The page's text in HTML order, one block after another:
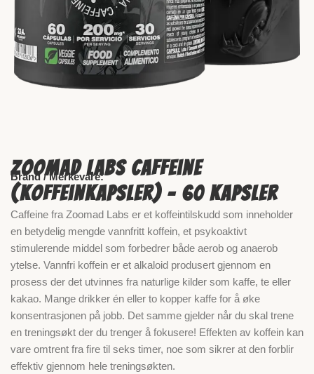
Brand / Merkevare:
Zoomad Labs Caffeine
(Koffeinkapsler) – 60 kapsler
Caffeine fra Zoomad Labs er et koffeintilskudd som inneholder
en betydelig mengde vannfritt koffein, et psykoaktivt
stimulerende middel som forbedrer både aerob og anaerob
ytelse. Vannfri koffein er et alkaloid produsert gjennom en
prosess der det utvinnes fra naturlige kilder som kaffe, te eller
kakao. Mange drikker én eller to kopper kaffe for å øke
konsentrasjonen på jobb. Det samme gjelder når du skal trene
en treningsøkt der du trenger å fokusere! Effekten av koffein kan
vare omtrent fra fire til seks timer, noe som sikrer at den forblir
effektiv gjennom hele treningsøkten.